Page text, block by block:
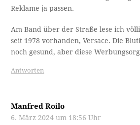
Reklame ja passen.
Am Band über der Straße lese ich
seit 1978 vorhanden, Versace. Die
noch gesund, aber diese
Antworten
Manfred Roilo
6. März 2024 um 18:56 Uhr